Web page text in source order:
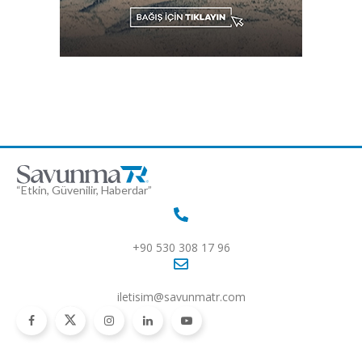
“Etkin, Güvenilir, Haberdar”
+90 530 308 17 96
iletisim@savunmatr.com